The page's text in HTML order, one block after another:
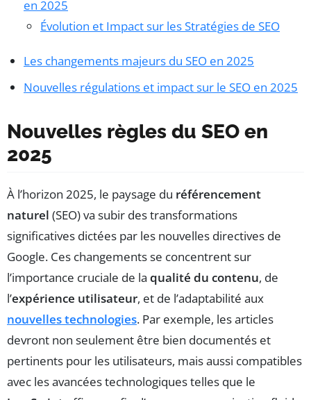
en 2025
Évolution et Impact sur les Stratégies de SEO
Les changements majeurs du SEO en 2025
Nouvelles régulations et impact sur le SEO en 2025
Nouvelles règles du SEO en
2025
À l’horizon 2025, le paysage du référencement
naturel (SEO) va subir des transformations
significatives dictées par les nouvelles directives de
Google. Ces changements se concentrent sur
l’importance cruciale de la qualité du contenu, de
l’expérience utilisateur, et de l’adaptabilité aux
nouvelles technologies. Par exemple, les articles
devront non seulement être bien documentés et
pertinents pour les utilisateurs, mais aussi compatibles
avec les avancées technologiques telles que le